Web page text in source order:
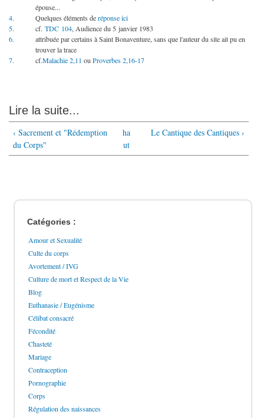
épouse...
4.
Quelques éléments deréponse ici
5.
cf.TDC 104, Audience du 5 janvier 1983
6.
attribuée par certains à Saint Bonaventure, sans que l'auteur du site ait pu en
trouver la trace
7.
cf.Malachie 2,11ouProverbes 2,16-17
Lire la suite...
‹ Sacrement et "Rédemption
du Corps"
ha
ut
Le Cantique des Cantiques ›
Catégories :
Amour et Sexualité
Culte du corps
Avortement / IVG
Culture de mort et Respect de la Vie
Blog
Euthanasie / Eugénisme
Célibat consacré
Fécondité
Chasteté
Mariage
Contraception
Pornographie
Corps
Régulation des naissances